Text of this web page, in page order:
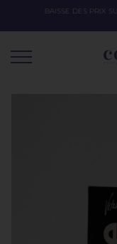
OFFRE SPÉCIALE SOLAIRE